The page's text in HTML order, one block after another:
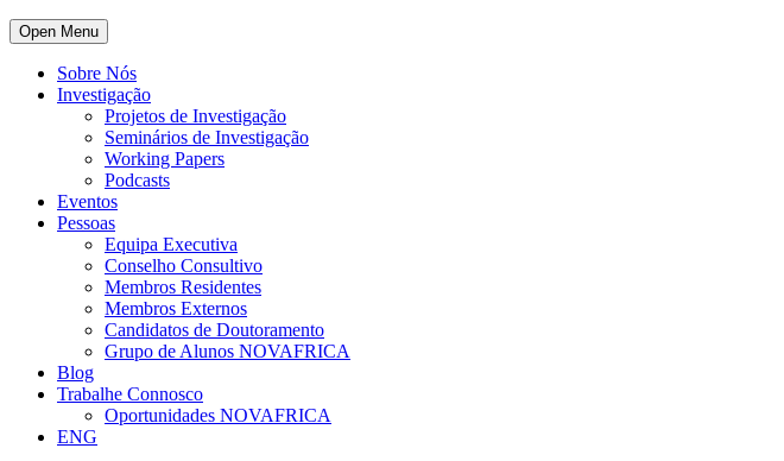
Open Menu
Sobre Nós
Investigação
Projetos de Investigação
Seminários de Investigação
Working Papers
Podcasts
Eventos
Pessoas
Equipa Executiva
Conselho Consultivo
Membros Residentes
Membros Externos
Candidatos de Doutoramento
Grupo de Alunos NOVAFRICA
Blog
Trabalhe Connosco
Oportunidades NOVAFRICA
ENG